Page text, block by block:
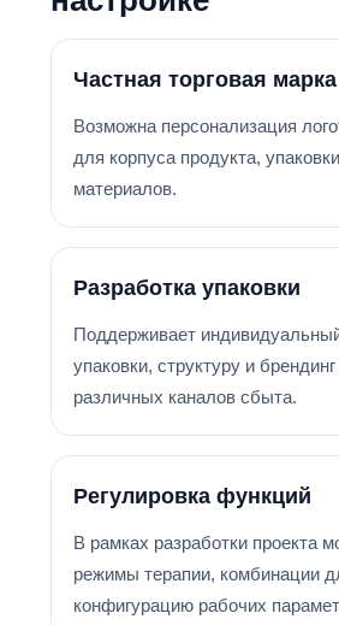
Частная торговая марка
Возможна персонализация
для корпуса продукта,
материалов.
Разработка упаковки
Поддерживает
упаковки, структуру и
различных каналов сбыта.
Регулировка функций
В рамках разработки проекта
режимы терапии, комбинации
конфигурацию рабочих